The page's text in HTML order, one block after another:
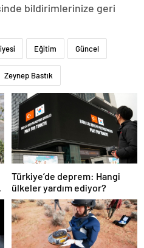
bildirimlerinize geri
Eğitim Güncel
Zeynep Bastık
Türkiye’de deprem: Hangi
ülkeler yardım ediyor?